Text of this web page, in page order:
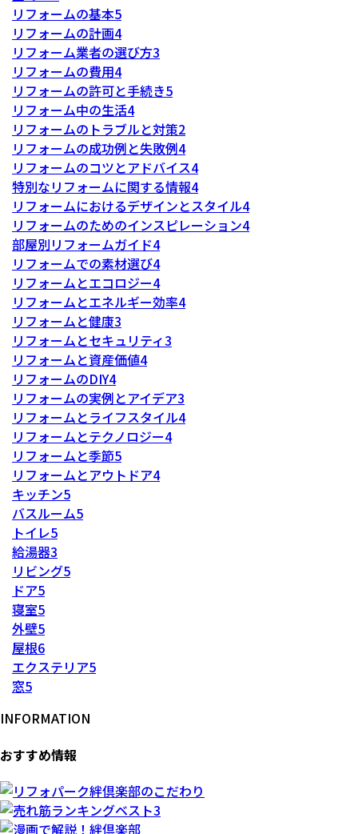
リフォームの基本5
リフォームの計画4
リフォーム業者の選び方3
リフォームの費用4
リフォームの許可と手続き5
リフォーム中の生活4
リフォームのトラブルと対策2
リフォームの成功例と失敗例4
リフォームのコツとアドバイス4
特別なリフォームに関する情報4
リフォームにおけるデザインとスタイル4
リフォームのためのインスピレーション4
部屋別リフォームガイド4
リフォームでの素材選び4
リフォームとエコロジー4
リフォームとエネルギー効率4
リフォームと健康3
リフォームとセキュリティ3
リフォームと資産価値4
リフォームのDIY4
リフォームの実例とアイデア3
リフォームとライフスタイル4
リフォームとテクノロジー4
リフォームと季節5
リフォームとアウトドア4
キッチン5
バスルーム5
トイレ5
給湯器3
リビング5
ドア5
寝室5
外壁5
屋根6
エクステリア5
窓5
INFORMATION
おすすめ情報